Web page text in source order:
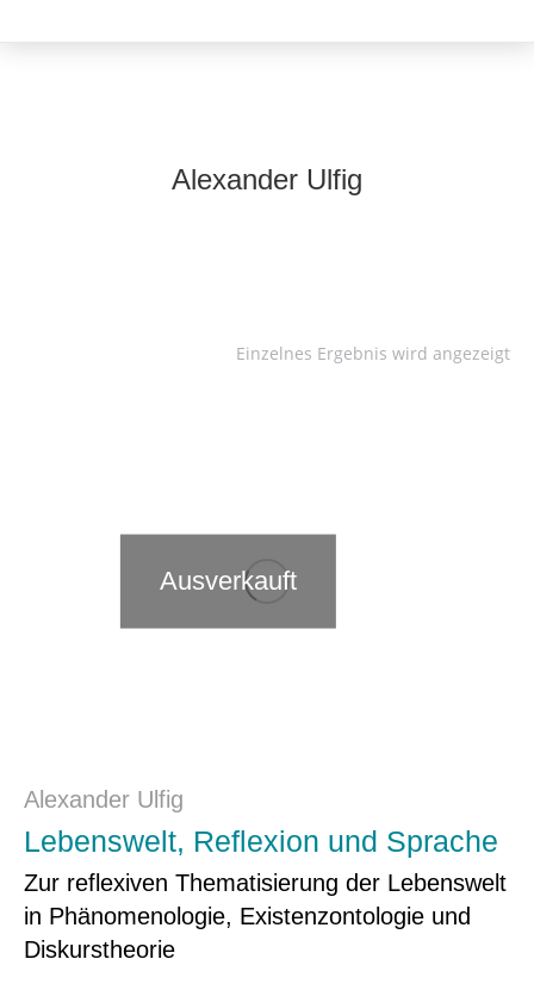
Alexander Ulfig
Einzelnes Ergebnis wird angezeigt
Ausverkauft
Alexander Ulfig
Lebenswelt, Reflexion und Sprache
Zur reflexiven Thematisierung der Lebenswelt
in Phänomenologie, Existenzontologie und
Diskurstheorie